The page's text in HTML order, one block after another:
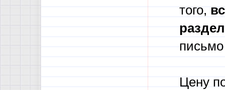
того,в
письмо
Цену